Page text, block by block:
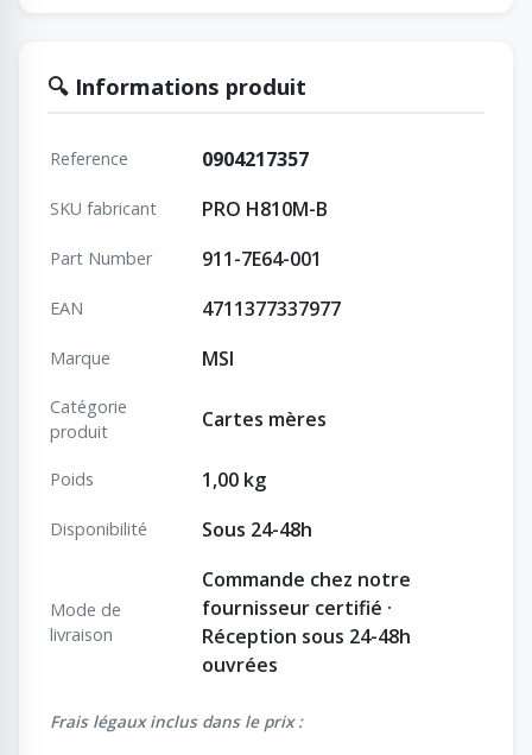
🔍 Informations produit
Reference 0904217357
SKU fabricant PRO H810M-B
Part Number 911-7E64-001
EAN 4711377337977
Marque MSI
Catégorie
produit
Cartes mères
Poids 1,00 kg
Disponibilité Sous 24-48h
Mode de
livraison
Commande chez notre
fournisseur certifié ·
Réception sous 24-48h
ouvrées
Frais légaux inclus dans le prix :